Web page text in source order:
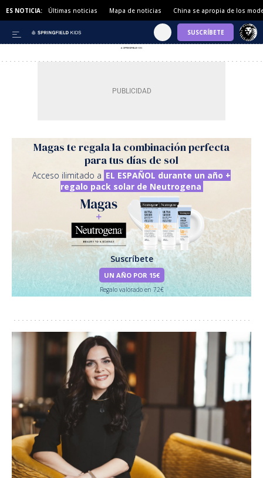
ES NOTICIA: Últimas noticias Mapa de noticias China se apropia de los
Magas te regala la combinación perfecta
para tus días de sol
Acceso ilimitado a EL ESPAÑOL durante un año +
regalo pack solar de Neutrogena
Suscríbete
UN AÑO POR 15€
Regalo valorado en 72€